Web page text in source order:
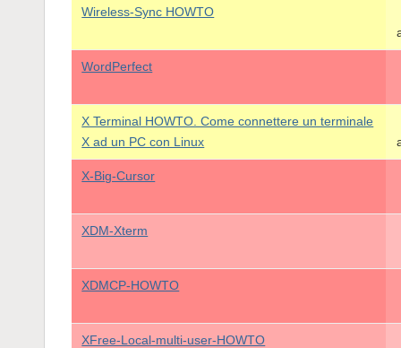
Wireless-Sync HOWTO
WordPerfect
X Terminal HOWTO. Come connettere un terminale
X ad un PC con Linux
X-Big-Cursor
XDM-Xterm
XDMCP-HOWTO
XFree-Local-multi-user-HOWTO